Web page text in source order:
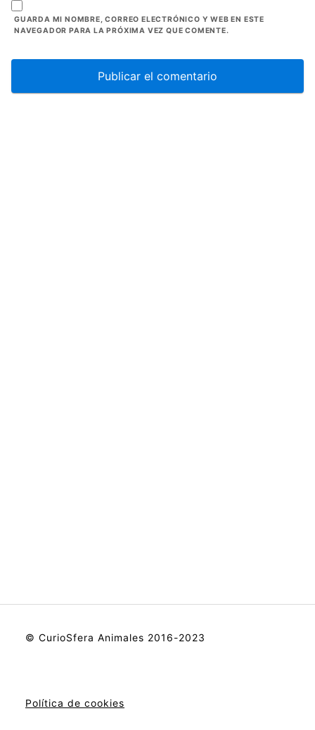
GUARDA MI NOMBRE, CORREO ELECTRÓNICO Y WEB EN ESTE
NAVEGADOR PARA LA PRÓXIMA VEZ QUE COMENTE.
© CurioSfera Animales 2016-2023
Política de cookies